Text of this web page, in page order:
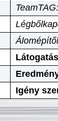
Igény